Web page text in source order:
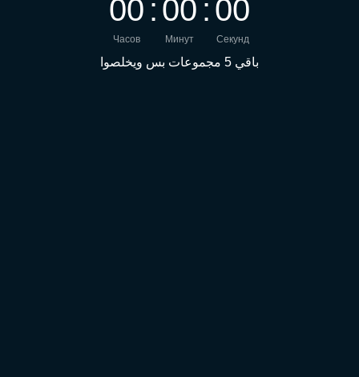
00
Часов
: 00
Минут
: 00
Секунд
باقي 5 مجموعات بس ويخلصوا